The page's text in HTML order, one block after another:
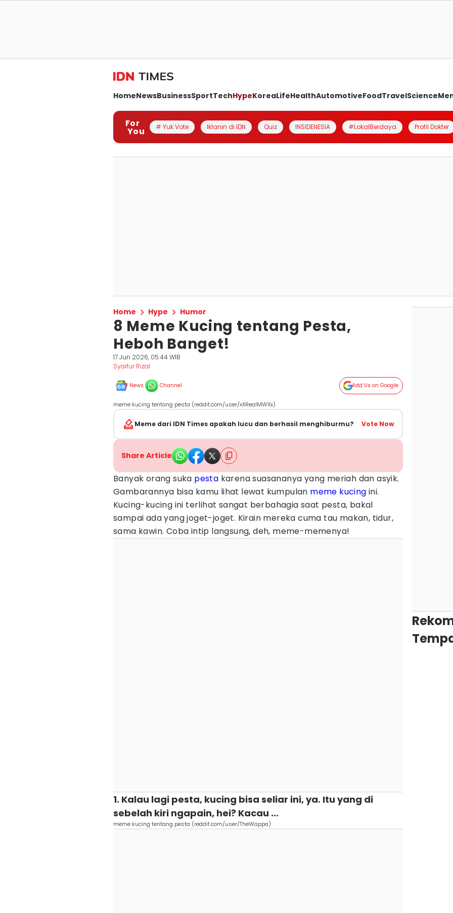
HomeNewsBusinessSportTechHypeKoreaLifeHealthAutomotiveFoodTravelScience
For
You # Yuk Vote Iklanin di IDN Quiz INSIDENESIA #LokalBerdaya Profil Dokter
Home Hype Humor
8 Meme Kucing tentang Pesta,
Heboh Banget!
17 Jun 2026, 05:44 WIB
Syaifur Rizal
News Channel Add Us on Google
meme kucing tentang pesta (reddit.com/user/xXRealMWXx)
Meme dari IDN Times apakah lucu dan berhasil menghiburmu? Vote Now
Share Article
Banyak orang suka pesta karena suasananya yang meriah dan asyik.
Gambarannya bisa kamu lihat lewat kumpulan meme kucing ini.
Kucing-kucing ini terlihat sangat berbahagia saat pesta, bakal
sampai ada yang joget-joget. Kirain mereka cuma tau makan, tidur,
sama kawin. Coba intip langsung, deh, meme-memenya!
1. Kalau lagi pesta, kucing bisa seliar ini, ya. Itu yang di
sebelah kiri ngapain, hei? Kacau ...
meme kucing tentang pesta (reddit.com/user/TheWappa)